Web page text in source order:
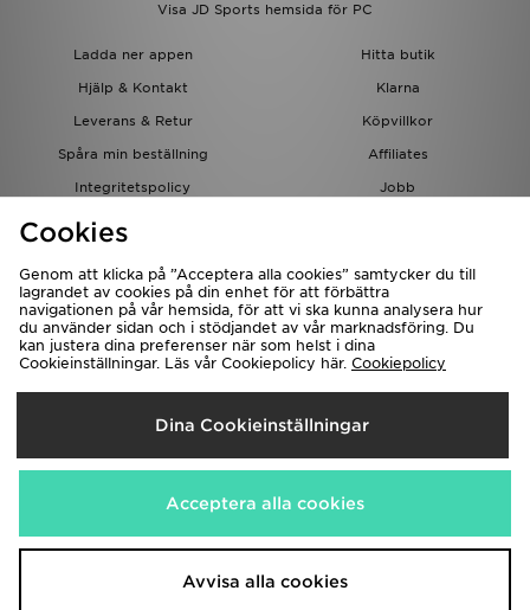
Visa JD Sports hemsida för PC
Ladda ner appen
Hitta butik
Hjälp & Kontakt
Klarna
Leverans & Retur
Köpvillkor
Spåra min beställning
Affiliates
Integritetspolicy
Jobb
JD-bloggen
Levererar Till
Sverige
Vi accepterar följande betalningssätt
Besök bolagets hemsida på www.jdplc.com
Cookies
Genom att klicka på ”Acceptera alla cookies” samtycker du till
lagrandet av cookies på din enhet för att förbättra
navigationen på vår hemsida, för att vi ska kunna analysera hur
du använder sidan och i stödjandet av vår marknadsföring. Du
kan justera dina preferenser när som helst i dina
Cookieinställningar. Läs vår Cookiepolicy här. Cookiepolicy
Dina Cookieinställningar
Acceptera alla cookies
Avvisa alla cookies